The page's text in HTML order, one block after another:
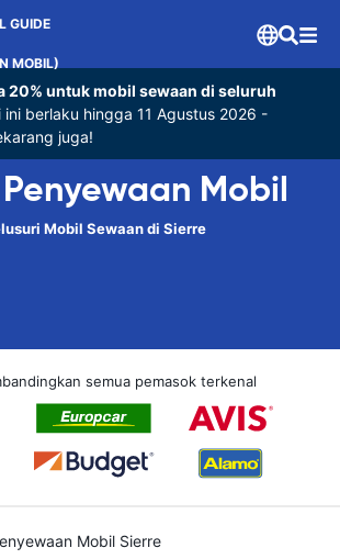
GUIDE
MOBIL)
20% untuk mobil sewaan di seluruh
ini berlaku hingga 11 Agustus 2026 -
juga!
Mobil
Mobil Sewaan di Sierre
semua pemasok terkenal
Mobil Sierre